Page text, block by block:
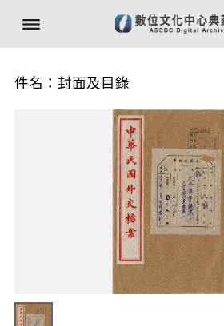
件名：封面及目錄